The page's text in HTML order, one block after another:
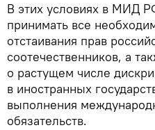
В этих условиях в МИД
принимать все
отстаивания прав
соотечественников, а
о растущем числе
в иностранных
выполнения
обязательств.